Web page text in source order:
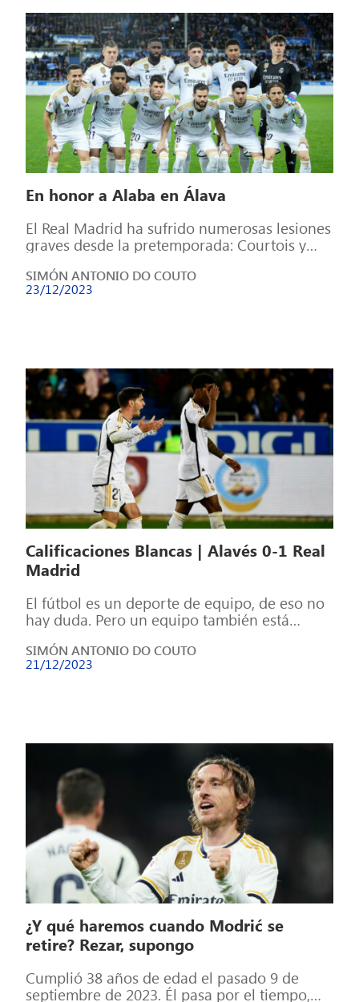
En honor a Alaba en Álava
El Real Madrid ha sufrido numerosas lesiones
graves desde la pretemporada: Courtois y
[…]
SIMÓN ANTONIO DO COUTO
23/12/2023
Calificaciones Blancas | Alavés 0-1 Real
Madrid
El fútbol es un deporte de equipo, de eso no
hay duda. Pero un equipo también está
SIMÓN ANTONIO DO COUTO
21/12/2023
¿Y qué haremos cuando Modrić se
retire? Rezar, supongo
Cumplió 38 años de edad el pasado 9 de
septiembre de 2023. Él pasa por el tiempo,